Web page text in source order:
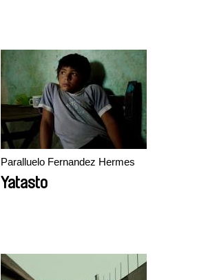
Paralluelo Fernandez Hermes
Yatasto